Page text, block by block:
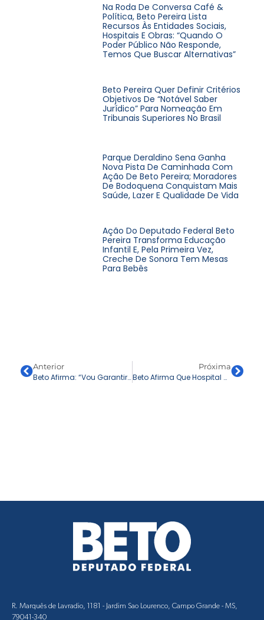
Na Roda De Conversa Café &
Política, Beto Pereira Lista
Recursos Às Entidades Sociais,
Hospitais E Obras: “Quando O
Poder Público Não Responde,
Temos Que Buscar Alternativas”
Beto Pereira Quer Definir Critérios
Objetivos De “notável Saber
Jurídico” Para Nomeação Em
Tribunais Superiores No Brasil
Parque Deraldino Sena Ganha
Nova Pista De Caminhada Com
Ação De Beto Pereira; Moradores
De Bodoquena Conquistam Mais
Saúde, Lazer E Qualidade De Vida
Ação Do Deputado Federal Beto
Pereira Transforma Educação
Infantil E, Pela Primeira Vez,
Creche De Sonora Tem Mesas
Para Bebês
Anterior
Beto Afirma: “Vou Garantir Saúde De Qualidade Para Todos”
Próxima
Beto Afirma Que Hospital Municipal Não Pode Ser Feito Com Intenções Eleitoreiras, Mas Com Responsabilidade
R. Marquês de Lavradio, 1181 - Jardim Sao Lourenco, Campo Grande - MS,
79041-340